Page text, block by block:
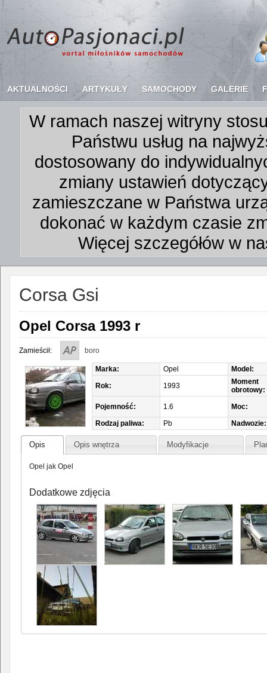
AKTUALNOŚCI ARTYKUŁY SAMOCHODY GALERIE
W ramach naszej witryny
Państwu usług na
dostosowany do
zmiany ustawień
zamieszczane w Państwa
dokonać w każdym czasie
Więcej szczegółów w
Corsa Gsi
Opel Corsa 1993 r
Zamieścił: boro
Marka: Opel
Model:
Rok:
1993
Moment
obrotowy:
Pojemność:
1.6
Moc:
Rodzaj paliwa:
Pb Nadwozie:
Opis Opis wnętrza Modyfikacje
Opel jak Opel
Dodatkowe zdjęcia